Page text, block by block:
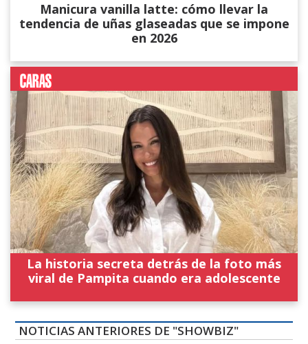
Manicura vanilla latte: cómo llevar la
tendencia de uñas glaseadas que se impone
en 2026
La historia secreta detrás de la foto más
viral de Pampita cuando era adolescente
NOTICIAS ANTERIORES DE "SHOWBIZ"